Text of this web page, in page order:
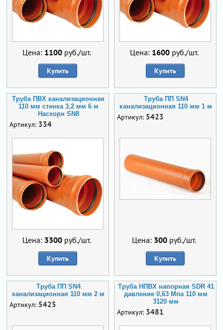
Цена: 1100руб./шт.
Купить
Цена: 1600руб./шт.
Купить
Труба ПВХ канализационная
110 мм стенка 3,2 мм 6 м
Насхорн SN8
Артикул: 334
Цена: 3300руб./шт.
Купить
Труба ПП SN4
канализационная 110 мм 1 м
Артикул: 5423
Цена: 300 руб./шт.
Купить
Труба ПП SN4
канализационная 110 мм 2 м
Артикул: 5425
Труба НПВХ напорная SDR 41
давление 0,63 Мпа 110 мм
3120 мм
Артикул: 3481